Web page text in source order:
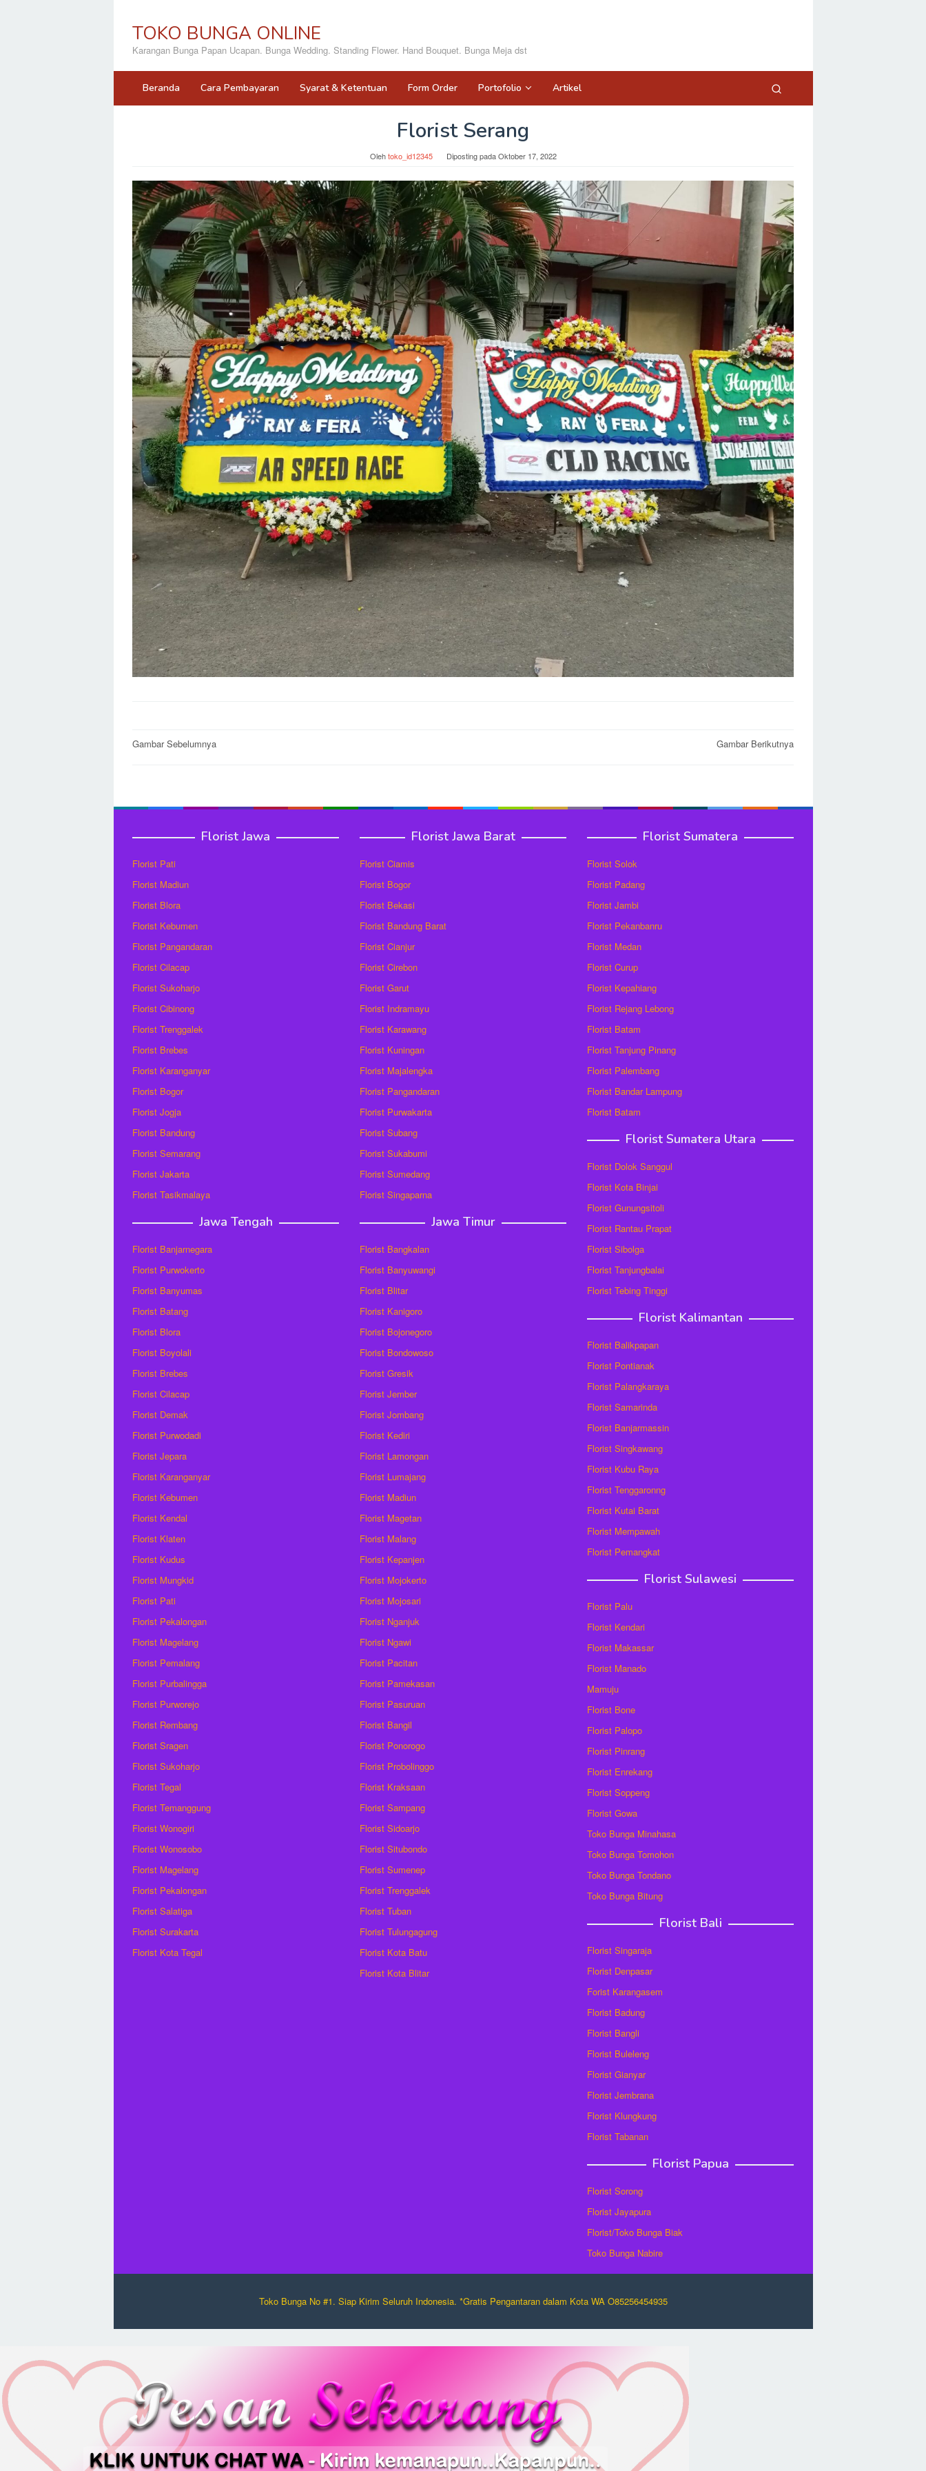
TOKO BUNGA ONLINE
Karangan Bunga Papan Ucapan. Bunga Wedding. Standing Flower. Hand Bouquet. Bunga Meja dst
Beranda Cara Pembayaran Syarat & Ketentuan Form Order Portofolio Artikel
Florist Serang
Olehtoko_id12345 Diposting padaOktober 17, 2022
Post
Gambar Sebelumnya Gambar Berikutnya
Florist Jawa
Florist Pati
Florist Madiun
Florist Blora
Florist Kebumen
Florist Pangandaran
Florist Cilacap
Florist Sukoharjo
Florist Cibinong
Florist Trenggalek
Florist Brebes
Florist Karanganyar
Florist Bogor
Florist Jogja
Florist Bandung
Florist Semarang
Florist Jakarta
Florist Tasikmalaya
Jawa Tengah
Florist Banjarnegara
Florist Purwokerto
Florist Banyumas
Florist Batang
Florist Blora
Florist Boyolali
Florist Brebes
Florist Cilacap
Florist Demak
Florist Purwodadi
Florist Jepara
Florist Karanganyar
Florist Kebumen
Florist Kendal
Florist Klaten
Florist Kudus
Florist Mungkid
Florist Pati
Florist Pekalongan
Florist Magelang
Florist Pemalang
Florist Purbalingga
Florist Purworejo
Florist Rembang
Florist Sragen
Florist Sukoharjo
Florist Tegal
Florist Temanggung
Florist Wonogiri
Florist Wonosobo
Florist Magelang
Florist Pekalongan
Florist Salatiga
Florist Surakarta
Florist Kota Tegal
Florist Jawa Barat
Florist Ciamis
Florist Bogor
Florist Bekasi
Florist Bandung Barat
Florist Cianjur
Florist Cirebon
Florist Garut
Florist Indramayu
Florist Karawang
Florist Kuningan
Florist Majalengka
Florist Pangandaran
Florist Purwakarta
Florist Subang
Florist Sukabumi
Florist Sumedang
Florist Singaparna
Jawa Timur
Florist Bangkalan
Florist Banyuwangi
Florist Blitar
Florist Kanigoro
Florist Bojonegoro
Florist Bondowoso
Florist Gresik
Florist Jember
Florist Jombang
Florist Kediri
Florist Lamongan
Florist Lumajang
Florist Madiun
Florist Magetan
Florist Malang
Florist Kepanjen
Florist Mojokerto
Florist Mojosari
Florist Nganjuk
Florist Ngawi
Florist Pacitan
Florist Pamekasan
Florist Pasuruan
Florist Bangil
Florist Ponorogo
Florist Probolinggo
Florist Kraksaan
Florist Sampang
Florist Sidoarjo
Florist Situbondo
Florist Sumenep
Florist Trenggalek
Florist Tuban
Florist Tulungagung
Florist Kota Batu
Florist Kota Blitar
Florist Sumatera
Florist Solok
Florist Padang
Florist Jambi
Florist Pekanbanru
Florist Medan
Florist Curup
Florist Kepahiang
Florist Rejang Lebong
Florist Batam
Florist Tanjung Pinang
Florist Palembang
Florist Bandar Lampung
Florist Batam
Florist Sumatera Utara
Florist Dolok Sanggul
Florist Kota Binjai
Florist Gunungsitoli
Florist Rantau Prapat
Florist Sibolga
Florist Tanjungbalai
Florist Tebing Tinggi
Florist Kalimantan
Florist Balikpapan
Florist Pontianak
Florist Palangkaraya
Florist Samarinda
Florist Banjarmassin
Florist Singkawang
Florist Kubu Raya
Florist Tenggaronng
Florist Kutai Barat
Florist Mempawah
Florist Pemangkat
Florist Sulawesi
Florist Palu
Florist Kendari
Florist Makassar
Florist Manado
Mamuju
Florist Bone
Florist Palopo
Florist Pinrang
Florist Enrekang
Florist Soppeng
Florist Gowa
Toko Bunga Minahasa
Toko Bunga Tomohon
Toko Bunga Tondano
Toko Bunga Bitung
Florist Bali
Florist Singaraja
Florist Denpasar
Forist Karangasem
Florist Badung
Florist Bangli
Florist Buleleng
Florist Gianyar
Florist Jembrana
Florist Klungkung
Florist Tabanan
Florist Papua
Florist Sorong
Florist Jayapura
Florist/Toko Bunga Biak
Toko Bunga Nabire
Toko Bunga No #1. Siap Kirim Seluruh Indonesia. *Gratis Pengantaran dalam Kota WA O85256454935